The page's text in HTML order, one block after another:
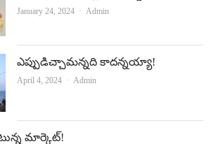
January 24, 2024 Author
Admin
ఎప్పుడిచ్చామన్నది కాదన్నయ్యా!
April 4, 2024 Author
Admin
మార్కెట్‌!